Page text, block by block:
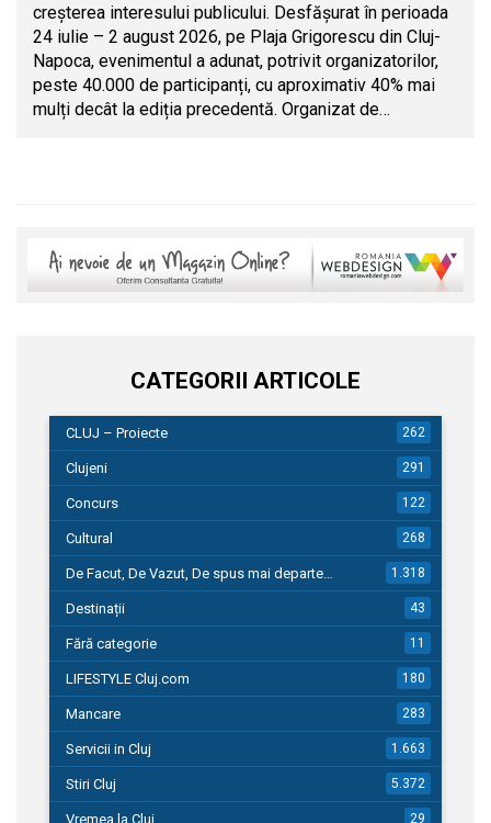
creșterea interesului publicului. Desfășurat în perioada
24 iulie – 2 august 2026, pe Plaja Grigorescu din Cluj-
Napoca, evenimentul a adunat, potrivit organizatorilor,
peste 40.000 de participanți, cu aproximativ 40% mai
mulți decât la ediția precedentă. Organizat de…
CATEGORII ARTICOLE
CLUJ – Proiecte 262
Clujeni 291
Concurs 122
Cultural 268
De Facut, De Vazut, De spus mai departe… 1.318
Destinații 43
Fără categorie 11
LIFESTYLE Cluj.com 180
Mancare 283
Servicii in Cluj 1.663
Stiri Cluj 5.372
Vremea la Cluj 29